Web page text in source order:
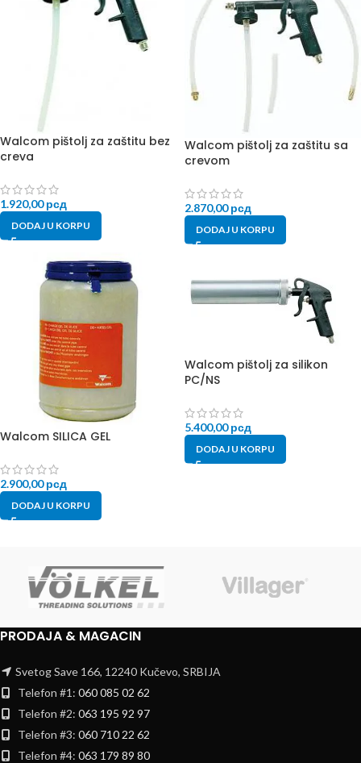
Walcom pištolj za zaštitu bez
creva
1.920,00рсд
DODAJ U KORPU
Walcom pištolj za zaštitu sa
crevom
2.870,00рсд
DODAJ U KORPU
Walcom SILICA GEL
2.900,00рсд
DODAJ U KORPU
Walcom pištolj za silikon
PC/NS
5.400,00рсд
DODAJ U KORPU
PRODAJA & MAGACIN
Svetog Save 166, 12240 Kučevo, SRBIJA
Telefon #1: 060 085 02 62
Telefon #2: 063 195 92 97
Telefon #3: 060 710 22 62
Telefon #4: 063 179 89 80